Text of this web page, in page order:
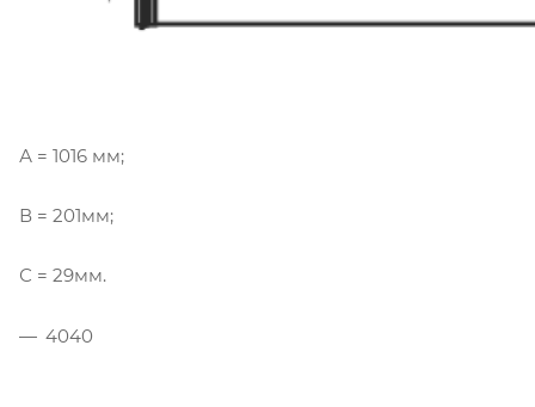
А = 1016 мм;
В = 201мм;
С = 29мм.
4040